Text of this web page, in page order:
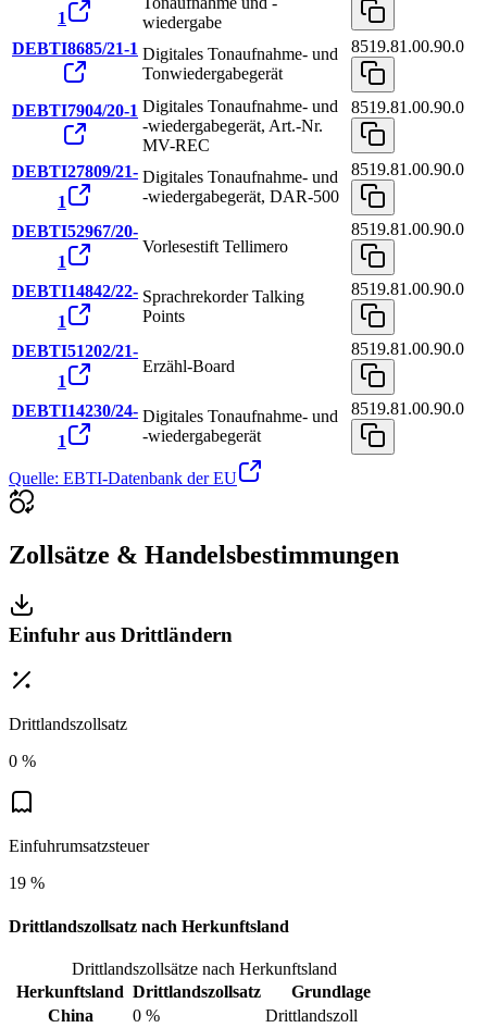
1
wiedergabe
DEBTI8685/21-1 Digitales Tonaufnahme- und
Tonwiedergabegerät
8519.81.00.90.0
DEBTI7904/20-1 Digitales Tonaufnahme- und
-wiedergabegerät, Art.-Nr.
MV-REC
8519.81.00.90.0
DEBTI27809/21-
1
Digitales Tonaufnahme- und
-wiedergabegerät, DAR-500
8519.81.00.90.0
DEBTI52967/20-
1
Vorlesestift Tellimero
8519.81.00.90.0
DEBTI14842/22-
1
Sprachrekorder Talking
Points
8519.81.00.90.0
DEBTI51202/21-
1
Erzähl-Board
8519.81.00.90.0
DEBTI14230/24-
1
Digitales Tonaufnahme- und
-wiedergabegerät
8519.81.00.90.0
Quelle: EBTI-Datenbank der EU
Zollsätze & Handelsbestimmungen
Einfuhr aus Drittländern
Drittlandszollsatz
0 %
Einfuhrumsatzsteuer
19 %
Drittlandszollsatz nach Herkunftsland
Drittlandszollsätze nach Herkunftsland
Herkunftsland Drittlandszollsatz
Grundlage
China
0 %
Drittlandszoll